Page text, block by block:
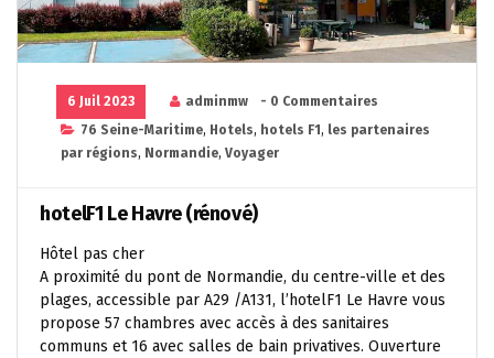
6 Juil 2023 adminmw
- 0 Commentaires
76 Seine-Maritime, Hotels, hotels F1 , les partenaires
par régions, Normandie, Voyager
hotelF1 Le Havre (rénové)
Hôtel pas cher
A proximité du pont de Normandie, du centre-ville et des
plages, accessible par A29 /A131, l’hotelF1 Le Havre vous
propose 57 chambres avec accès à des sanitaires
communs et 16 avec salles de bain privatives. Ouverture